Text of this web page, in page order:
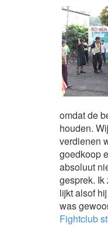
omdat de
houden.
verdienen
goedkoop
absoluut
gesprek.
lijkt alsof
was
Fightclub